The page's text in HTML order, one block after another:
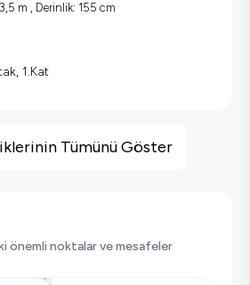
m , Derinlik: 155 cm
1.Kat
Tümünü Göster
önemli noktalar ve mesafeler